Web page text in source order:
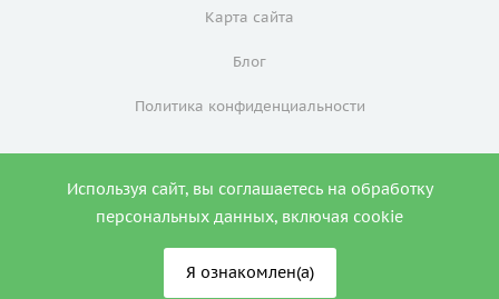
Используя сайт, вы соглашаетесь на обработку
персональных данных, включая cookie
Я ознакомлен(а)
Карта сайта
Блог
Политика конфиденциальности
ИМЕЮТСЯ ПРОТИВОПОКАЗАНИЯ. НЕОБХОДИМА